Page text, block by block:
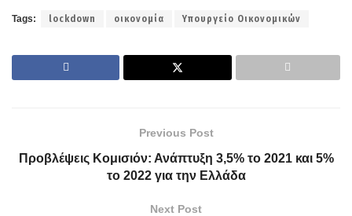
Tags: lockdown οικονομία Υπουργείο Οικονομικών
Previous Post
Προβλέψεις Κομισιόν: Ανάπτυξη 3,5% το 2021 και 5%
το 2022 για την Ελλάδα
Next Post